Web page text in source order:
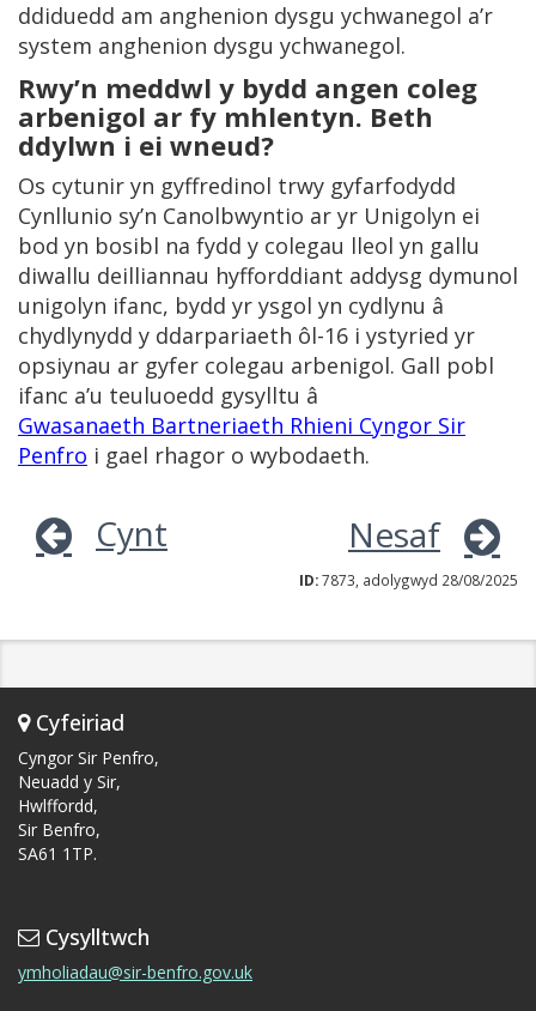
ddiduedd am anghenion dysgu ychwanegol a’r
system anghenion dysgu ychwanegol.
Rwy’n meddwl y bydd angen coleg
arbenigol ar fy mhlentyn. Beth
ddylwn i ei wneud?
Os cytunir yn gyffredinol trwy gyfarfodydd
Cynllunio sy’n Canolbwyntio ar yr Unigolyn ei
bod yn bosibl na fydd y colegau lleol yn gallu
diwallu deilliannau hyfforddiant addysg dymunol
unigolyn ifanc, bydd yr ysgol yn cydlynu â
chydlynydd y ddarpariaeth ôl-16 i ystyried yr
opsiynau ar gyfer colegau arbenigol. Gall pobl
ifanc a’u teuluoedd gysylltu â
Gwasanaeth Bartneriaeth Rhieni Cyngor Sir
Penfro i gael rhagor o wybodaeth.
Cynt Nesaf
ID:7873, adolygwyd 28/08/2025
Cyfeiriad
Cyngor Sir Penfro,
Neuadd y Sir,
Hwlffordd,
Sir Benfro,
SA61 1TP.
Cysylltwch
ymholiadau@sir-benfro.gov.uk